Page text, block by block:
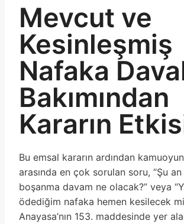
Mevcut ve
Kesinleşmiş
Nafaka
Bakımından
Kararın
Bu emsal kararın ardından
arasında en çok sorulan soru, “Şu
boşanma davam ne olacak?” veya
ödediğim nafaka hemen kesilecek
Anayasa’nın 153. maddesinde yer